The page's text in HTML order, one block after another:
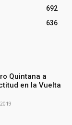
692
636
Quintana a
en la Vuelta